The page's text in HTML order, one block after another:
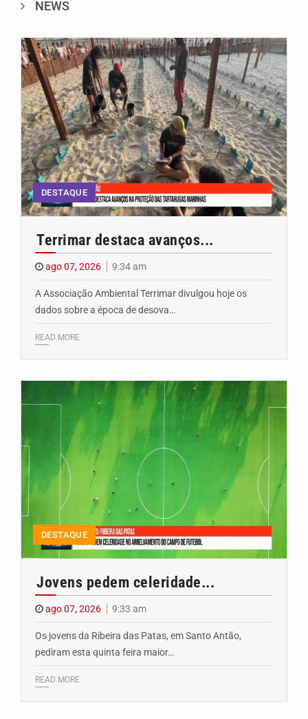
NEWS
DESTAQUE
Terrimar destaca avanços...
ago 07, 2026 9:34 am
A Associação Ambiental Terrimar divulgou hoje os
dados sobre a época de desova…
READ MORE
DESTAQUE
Jovens pedem celeridade...
ago 07, 2026 9:33 am
Os jovens da Ribeira das Patas, em Santo Antão,
pediram esta quinta feira maior…
READ MORE